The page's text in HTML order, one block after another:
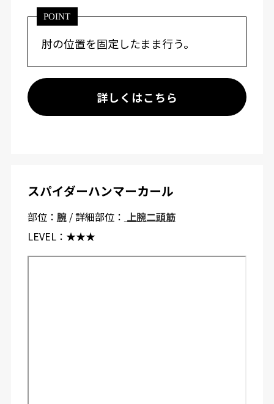
POINT
肘の位置を固定したまま行う。
詳しくはこちら
スパイダーハンマーカール
部位： 腕/ 詳細部位： 上腕二頭筋
LEVEL： ★★★